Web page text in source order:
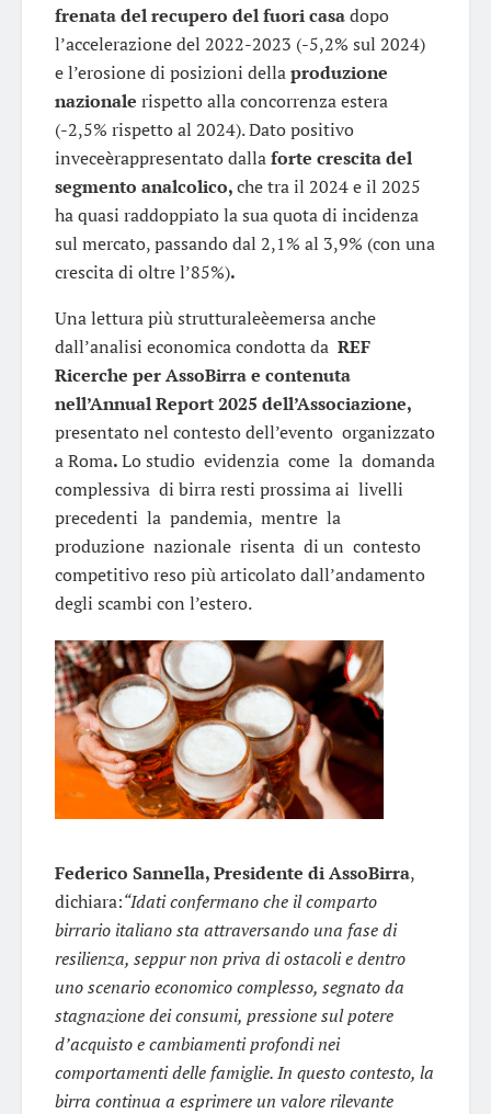
frenata del recupero del fuori casadopo
l’accelerazione del 2022-2023 (-5,2% sul 2024)
e l’erosione di posizioni dellaproduzione
nazionale rispetto alla concorrenza estera
(-2,5% rispetto al 2024). Dato positivo
inveceèrappresentato dallaforte crescita del
segmento analcolico,che tra il 2024 e il 2025
ha quasi raddoppiato la sua quota di incidenza
sul mercato, passando dal 2,1% al 3,9% (con una
crescita di oltre l’85%).
Una lettura più strutturaleèemersa anche
dall’analisi economica condotta da REF
Ricerche per AssoBirra e contenuta
nell’Annual Report 2025 dell’Associazione,
presentato nel contesto dell’evento organizzato
a Roma.Lo studio evidenzia come la domanda
complessiva di birra resti prossima ai livelli
precedenti la pandemia, mentre la
produzione nazionale risenta di un contesto
competitivo reso più articolato dall’andamento
degli scambi con l’estero.
Federico Sannella, Presidente di AssoBirra,
dichiara:“Idaticonfermano che il comparto
birrario italiano sta attraversando una fase di
resilienza, seppur non priva di ostacoli e dentro
uno scenario economico complesso, segnato da
stagnazione dei consumi, pressione sul potere
d’acquisto e cambiamenti profondi nei
comportamenti delle famiglie. In questo contesto, la
birra continua a esprimere un valore rilevante